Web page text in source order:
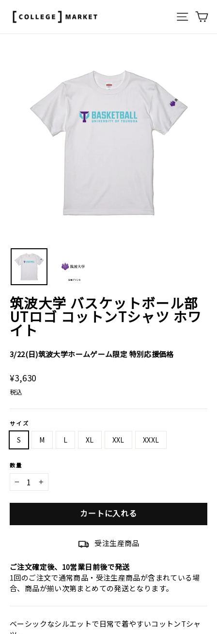
プ
サイト
筑波大学 バスケットボール部
UTロゴ コットンTシャツ ホワ
イト
3/22(日)筑波大学ホームゲーム限定 特別応援価格
通
常
価
格
¥3,630
税込
サイズ
S M L XL XXL XXXL
数量
− +
カートに入れる
受注生産商品
ご注文確定後、10営業日前後で発送
1回のご注文で通常商品・受注生産商品が含まれている場
合、商品が揃い次第まとめての発送となります。
ベーシックなシルエットで日常で着やすいコットンTシャ